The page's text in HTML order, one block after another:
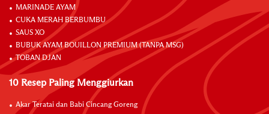
MARINADE AYAM
CUKA MERAH BERBUMBU
SAUS XO
BUBUK AYAM BOUILLON PREMIUM (TANPA MSG)
TOBAN DJAN
10 Resep Paling Menggiurkan
Akar Teratai dan Babi Cincang Goreng